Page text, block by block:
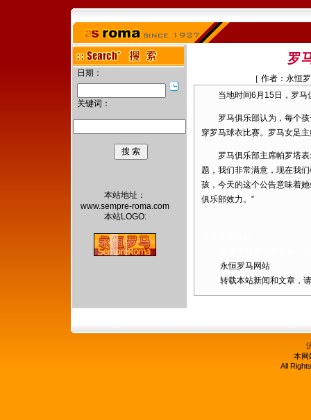
日期：
关键词：
本站地址：
www.sempre-roma.com
本站LOGO:
罗
［ 作者：永恒
当地时间6月15日，罗马俱
罗马俱乐部认为，每个孩
穿罗马球衣比赛。罗马女足
罗马俱乐部主席帕罗塔表
题，我们非常满意，现在我
孩，今天的这个公告意味着
俱乐部效力。”
永恒罗马网站
转载本站新闻和文章，请
本网
All